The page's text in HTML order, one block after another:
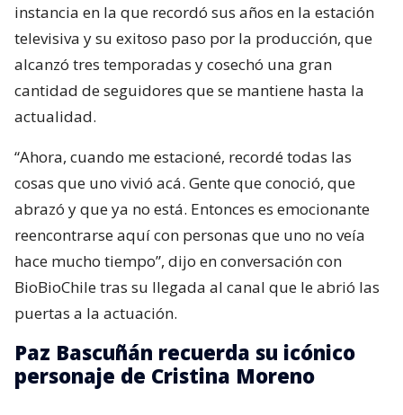
instancia en la que recordó sus años en la estación
televisiva y su exitoso paso por la producción, que
alcanzó tres temporadas y cosechó una gran
cantidad de seguidores que se mantiene hasta la
actualidad.
“Ahora, cuando me estacioné, recordé todas las
cosas que uno vivió acá. Gente que conoció, que
abrazó y que ya no está. Entonces es emocionante
reencontrarse aquí con personas que uno no veía
hace mucho tiempo”, dijo en conversación con
BioBioChile tras su llegada al canal que le abrió las
puertas a la actuación.
Paz Bascuñán recuerda su icónico
personaje de Cristina Moreno